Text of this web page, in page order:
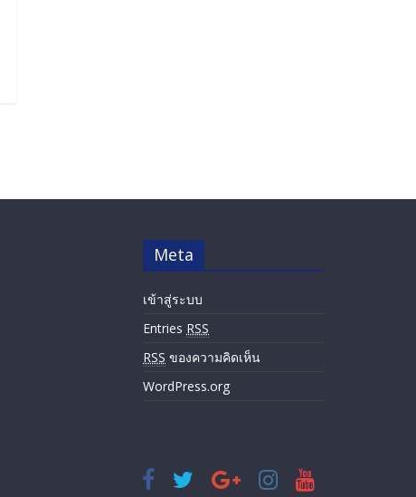
Meta
เข้าสู่ระบบ
Entries RSS
RSS ของความคิดเห็น
WordPress.org